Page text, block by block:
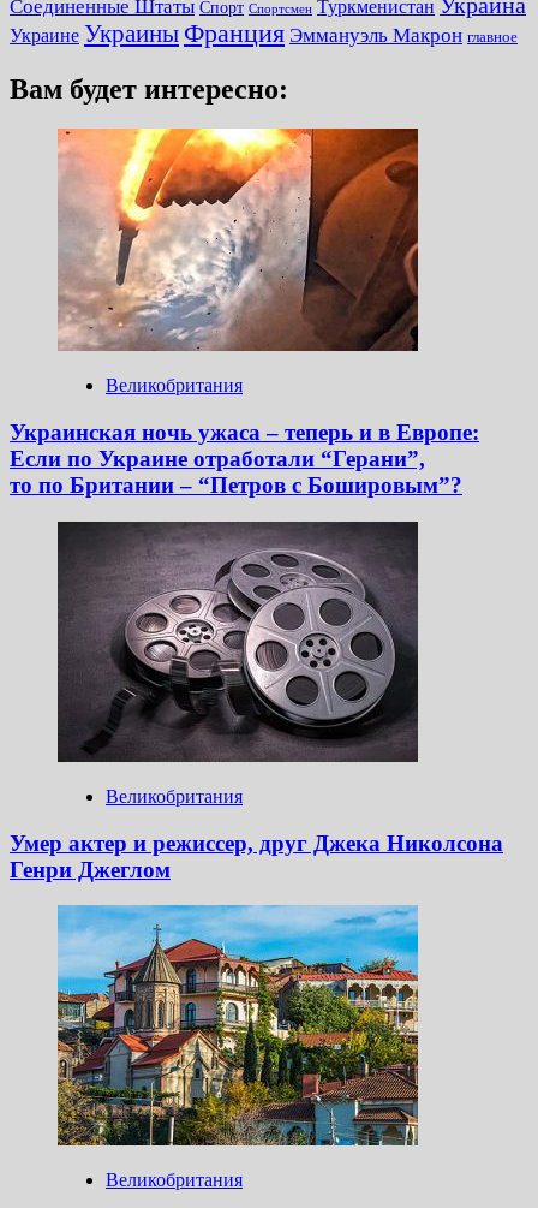
Соединенные Штаты Спорт Спортсмен Туркменистан
Украине Украины Франция Эммануэль Макрон главное
Вам будет интересно:
Великобритания
Украинская ночь ужаса – теперь и в Европе:
Если по Украине отработали “Герани”,
то по Британии – “Петров с Бошировым”?
Великобритания
Умер актер и режиссер, друг Джека Николсона
Генри Джеглом
Великобритания